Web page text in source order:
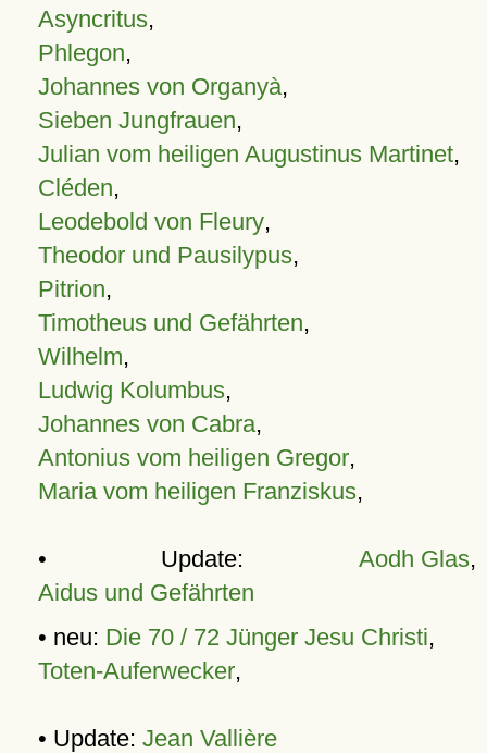
Asyncritus,
Phlegon,
Johannes von Organyà,
Sieben Jungfrauen,
Julian vom heiligen Augustinus Martinet,
Cléden,
Leodebold von Fleury,
Theodor und Pausilypus,
Pitrion,
Timotheus und Gefährten,
Wilhelm,
Ludwig Kolumbus,
Johannes von Cabra,
Antonius vom heiligen Gregor,
Maria vom heiligen Franziskus,
• Update: Aodh Glas,
Aidus und Gefährten
• neu: Die 70 / 72 Jünger Jesu Christi,
Toten-Auferwecker,
• Update: Jean Vallière